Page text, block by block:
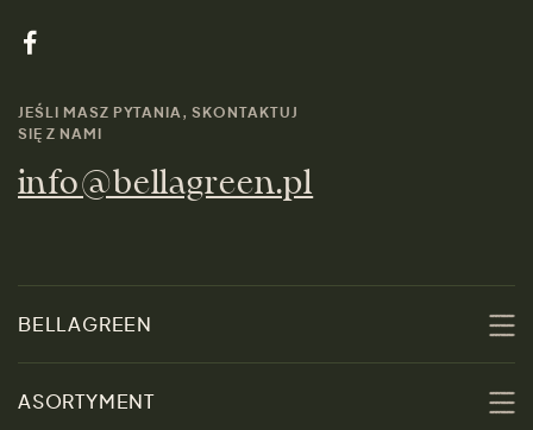
JEŚLI MASZ PYTANIA, SKONTAKTUJ
SIĘ Z NAMI
info@bellagreen.pl
BELLAGREEN
O nas
ASORTYMENT